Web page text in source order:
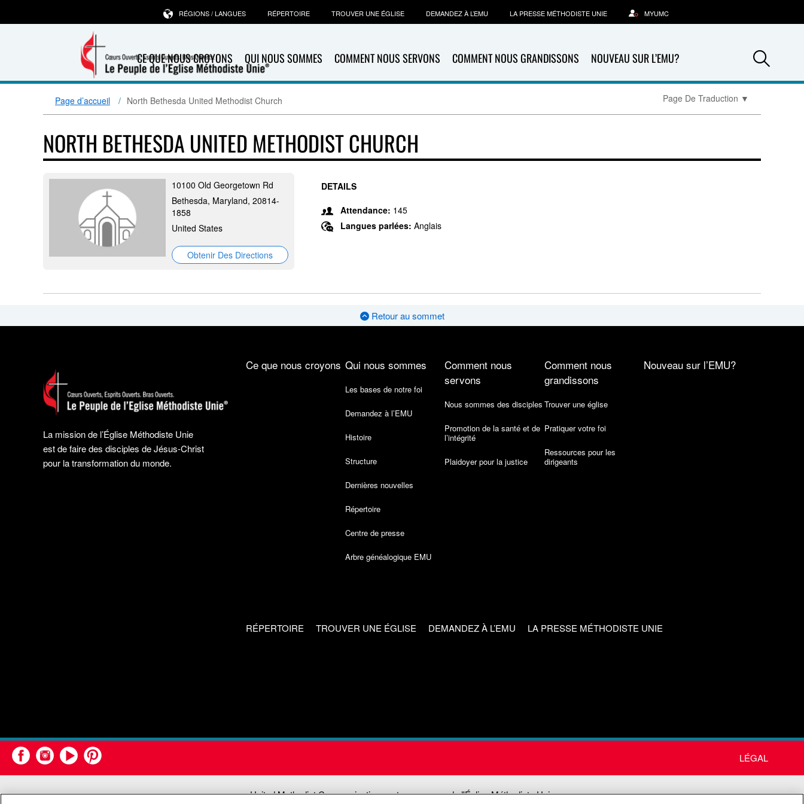
CE QUE NOUS CROYONS QUI NOUS SOMMES COMMENT NOUS SERVONS COMMENT NOUS GRANDISSONS NOUVEAU SUR L’EMU?
RÉGIONS / LANGUES RÉPERTOIRE TROUVER UNE ÉGLISE DEMANDEZ À L’EMU LA PRESSE MÉTHODISTE UNIE MYUMC
Page d’accueil North Bethesda United Methodist Church Page De Traduction ▼
NORTH BETHESDA UNITED METHODIST CHURCH
10100 Old Georgetown Rd
Bethesda, Maryland, 20814-
1858
United States
Obtenir Des Directions
DETAILS
Attendance: 145
Langues parlées: Anglais
Retour au sommet
La mission de l’Église Méthodiste Unie
est de faire des disciples de Jésus-Christ
pour la transformation du monde.
Ce que nous croyons Qui nous sommes
Les bases de notre foi
Demandez à l’EMU
Histoire
Structure
Dernières nouvelles
Répertoire
Centre de presse
Arbre généalogique EMU
Comment nous
servons
Nous sommes des disciples
Promotion de la santé et de
l’intégrité
Plaidoyer pour la justice
Comment nous
grandissons
Trouver une église
Pratiquer votre foi
Ressources pour les
dirigeants
Nouveau sur l’EMU?
RÉPERTOIRE TROUVER UNE ÉGLISE DEMANDEZ À L’EMU LA PRESSE MÉTHODISTE UNIE
LÉGAL
United Methodist Communications est une agence de l'Église Méthodiste Unie